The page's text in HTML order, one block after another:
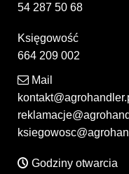
54 287 50 68
Księgowość
664 209 002
Mail
Godziny otwarcia